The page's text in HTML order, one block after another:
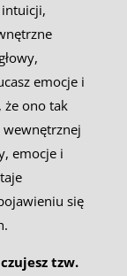
intuicji,
emocje i
że ono tak
wewnętrznej
emocje i
się
tzw.